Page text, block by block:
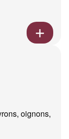
oignons,